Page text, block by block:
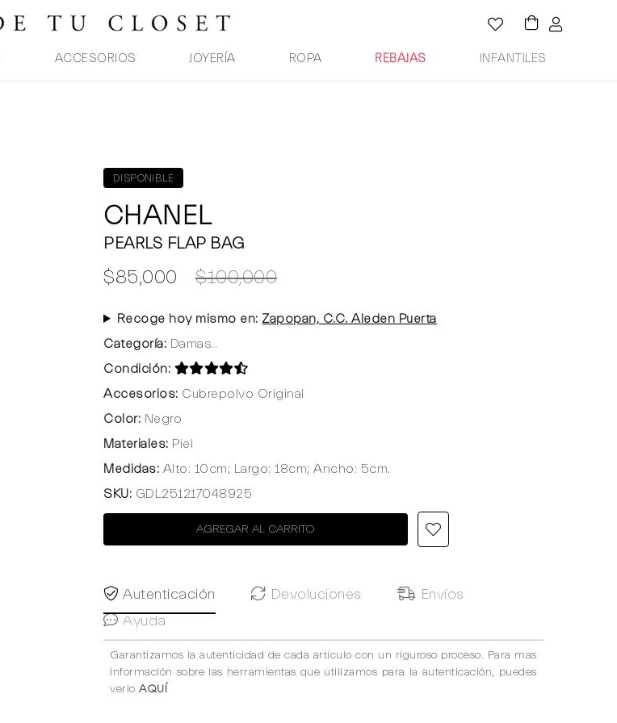
ACCESORIOS JOYERÍA ROPA REBAJAS INFANTILES
DISPONIBLE
CHANEL
PEARLS FLAP BAG
$85,000 $100,000
Recoge hoy mismo en: Zapopan, C.C. Aleden Puerta
Categoría: Damas..
Condición:
Accesorios: Cubrepolvo Original
Color: Negro
Materiales: Piel
Medidas: Alto: 10cm; Largo: 18cm; Ancho: 5cm.
SKU: GDL251217048925
AGREGAR AL CARRITO
Autenticación Devoluciones
Envíos
Ayuda
Garantizamos la autenticidad de cada artículo con un riguroso proceso. Para mas
información sobre las herramientas que utilizamos para la autenticación, puedes
verlo AQUÍ